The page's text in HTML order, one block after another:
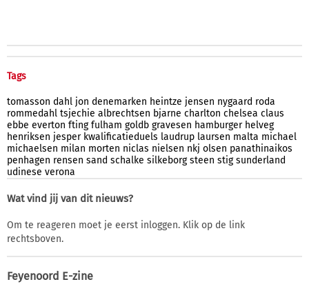
Tags
tomasson dahl jon denemarken heintze jensen nygaard roda
rommedahl tsjechie albrechtsen bjarne charlton chelsea claus
ebbe everton fting fulham goldb gravesen hamburger helveg
henriksen jesper kwalificatieduels laudrup laursen malta michael
michaelsen milan morten niclas nielsen nkj olsen panathinaikos
penhagen rensen sand schalke silkeborg steen stig sunderland
udinese verona
Wat vind jij van dit nieuws?
Om te reageren moet je eerst inloggen. Klik op de link
rechtsboven.
Feyenoord E-zine